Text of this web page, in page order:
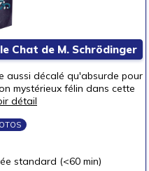
Chat de M. Schrödinger
aussi décalé qu'absurde pour
mystérieux félin dans cette
détail
standard (<60 min)